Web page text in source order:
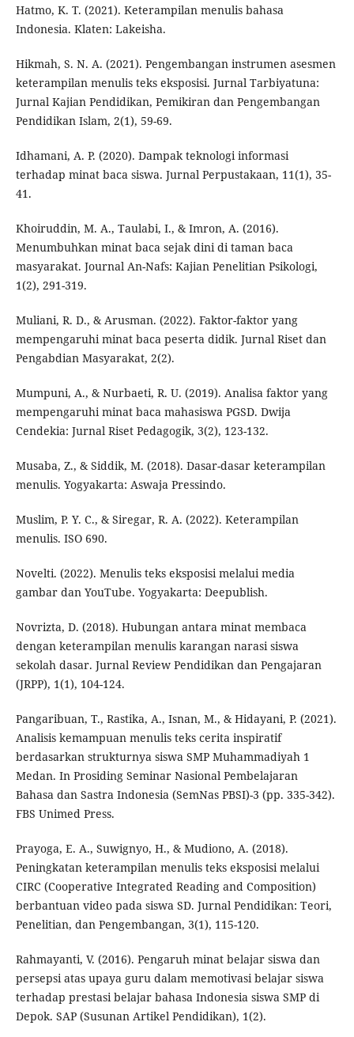
Hatmo, K. T. (2021). Keterampilan menulis bahasa
Indonesia. Klaten: Lakeisha.
Hikmah, S. N. A. (2021). Pengembangan instrumen asesmen
keterampilan menulis teks eksposisi. Jurnal Tarbiyatuna:
Jurnal Kajian Pendidikan, Pemikiran dan Pengembangan
Pendidikan Islam, 2(1), 59-69.
Idhamani, A. P. (2020). Dampak teknologi informasi
terhadap minat baca siswa. Jurnal Perpustakaan, 11(1), 35-
41.
Khoiruddin, M. A., Taulabi, I., & Imron, A. (2016).
Menumbuhkan minat baca sejak dini di taman baca
masyarakat. Journal An-Nafs: Kajian Penelitian Psikologi,
1(2), 291-319.
Muliani, R. D., & Arusman. (2022). Faktor-faktor yang
mempengaruhi minat baca peserta didik. Jurnal Riset dan
Pengabdian Masyarakat, 2(2).
Mumpuni, A., & Nurbaeti, R. U. (2019). Analisa faktor yang
mempengaruhi minat baca mahasiswa PGSD. Dwija
Cendekia: Jurnal Riset Pedagogik, 3(2), 123-132.
Musaba, Z., & Siddik, M. (2018). Dasar-dasar keterampilan
menulis. Yogyakarta: Aswaja Pressindo.
Muslim, P. Y. C., & Siregar, R. A. (2022). Keterampilan
menulis. ISO 690.
Novelti. (2022). Menulis teks eksposisi melalui media
gambar dan YouTube. Yogyakarta: Deepublish.
Novrizta, D. (2018). Hubungan antara minat membaca
dengan keterampilan menulis karangan narasi siswa
sekolah dasar. Jurnal Review Pendidikan dan Pengajaran
(JRPP), 1(1), 104-124.
Pangaribuan, T., Rastika, A., Isnan, M., & Hidayani, P. (2021).
Analisis kemampuan menulis teks cerita inspiratif
berdasarkan strukturnya siswa SMP Muhammadiyah 1
Medan. In Prosiding Seminar Nasional Pembelajaran
Bahasa dan Sastra Indonesia (SemNas PBSI)-3 (pp. 335-342).
FBS Unimed Press.
Prayoga, E. A., Suwignyo, H., & Mudiono, A. (2018).
Peningkatan keterampilan menulis teks eksposisi melalui
CIRC (Cooperative Integrated Reading and Composition)
berbantuan video pada siswa SD. Jurnal Pendidikan: Teori,
Penelitian, dan Pengembangan, 3(1), 115-120.
Rahmayanti, V. (2016). Pengaruh minat belajar siswa dan
persepsi atas upaya guru dalam memotivasi belajar siswa
terhadap prestasi belajar bahasa Indonesia siswa SMP di
Depok. SAP (Susunan Artikel Pendidikan), 1(2).